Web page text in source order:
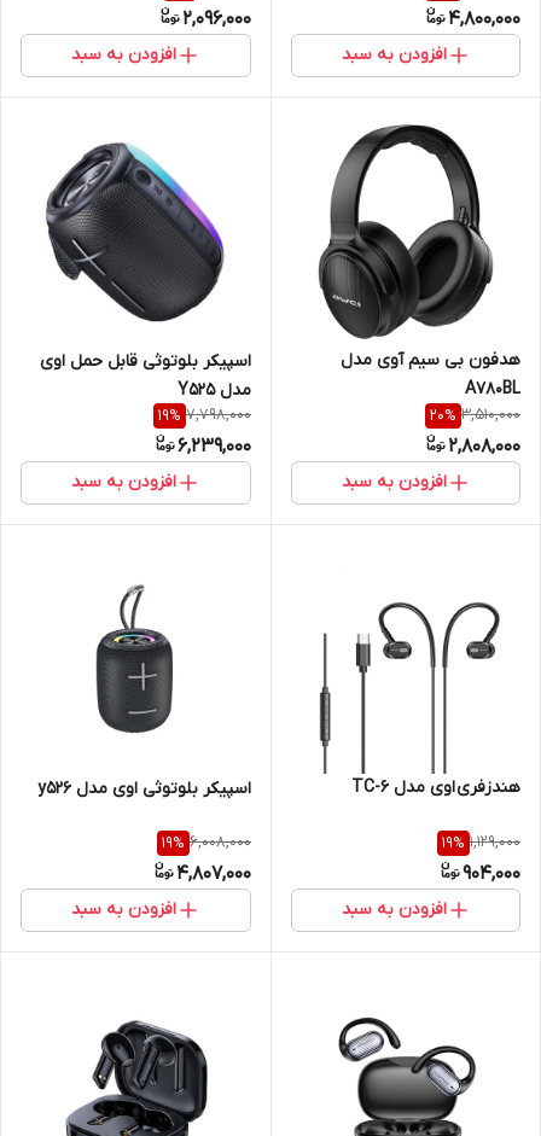
4,800,000
افزودن به سبد
2,096,000
افزودن به سبد
هدفون بی سیم آوی مدل
A780BL
3,510,000
20%
2,808,000
افزودن به سبد
اسپیکر بلوتوثی قابل حمل اوی
مدل Y525
7,798,000
19%
6,239,000
افزودن به سبد
هندزفری اوی مدل TC-6
1,129,000
19%
904,000
افزودن به سبد
اسپیکر بلوتوثی اوی مدل y526
6,008,000
19%
4,807,000
افزودن به سبد